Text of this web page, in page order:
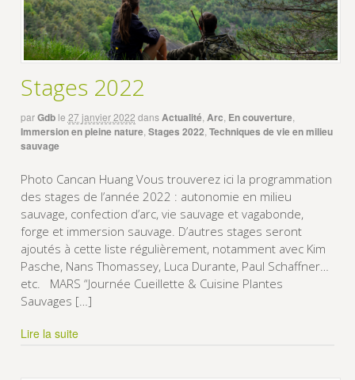
Stages 2022
parGdb le 27 janvier 2022 dansActualité, Arc En couverture,
Immersion en pleine nature, Stages 2022 Techniques de vie en milieu
sauvage
Photo Cancan Huang Vous trouverez ici la programmation
des stages de l’année 2022 : autonomie en milieu
sauvage, confection d’arc, vie sauvage et vagabonde,
forge et immersion sauvage. D’autres stages seront
ajoutés à cette liste régulièrement, notamment avec Kim
Pasche, Nans Thomassey, Luca Durante, Paul Schaffner…
etc. MARS “Journée Cueillette & Cuisine Plantes
Sauvages […]
Lire la suite